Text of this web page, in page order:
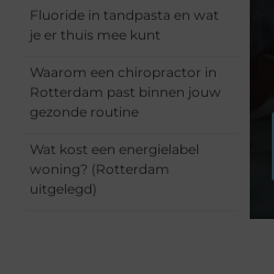
Fluoride in tandpasta en wat
je er thuis mee kunt
Waarom een chiropractor in
Rotterdam past binnen jouw
gezonde routine
Wat kost een energielabel
woning? (Rotterdam
uitgelegd)